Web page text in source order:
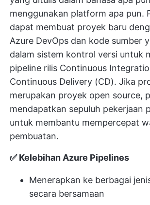
menggunakan platform apa pun.
dapat membuat proyek baru
Azure DevOps dan kode sumber
dalam sistem kontrol versi untuk
pipeline rilis Continuous
Continuous Delivery (CD). Jika
merupakan proyek open source,
mendapatkan sepuluh pekerjaan
untuk membantu mempercepat
pembuatan.
✅ Kelebihan Azure Pipelines
Menerapkan ke berbagai
secara bersamaan